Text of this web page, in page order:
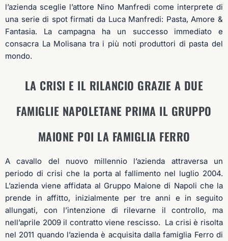
l’azienda sceglie l’attore Nino Manfredi come interprete di
una serie di spot firmati da Luca Manfredi: Pasta, Amore &
Fantasia. La campagna ha un successo immediato e
consacra La Molisana tra i più noti produttori di pasta del
mondo.
LA CRISI E IL RILANCIO GRAZIE A DUE
FAMIGLIE NAPOLETANE PRIMA IL GRUPPO
MAIONE POI LA FAMIGLIA FERRO
A cavallo del nuovo millennio l’azienda attraversa un
periodo di crisi che la porta al fallimento nel luglio 2004.
L’azienda viene affidata al Gruppo Maione di Napoli che la
prende in affitto, inizialmente per tre anni e in seguito
allungati, con l’intenzione di rilevarne il controllo, ma
nell’aprile 2009 il contratto viene rescisso. La crisi è risolta
nel 2011 quando l’azienda è acquisita dalla famiglia Ferro di